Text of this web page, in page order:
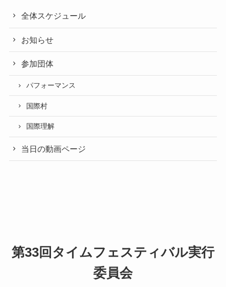
全体スケジュール
お知らせ
参加団体
パフォーマンス
国際村
国際理解
当日の動画ページ
第33回タイムフェスティバル実行
委員会